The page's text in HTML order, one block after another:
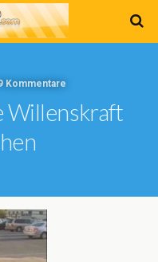
Kommentare
Willenskraft